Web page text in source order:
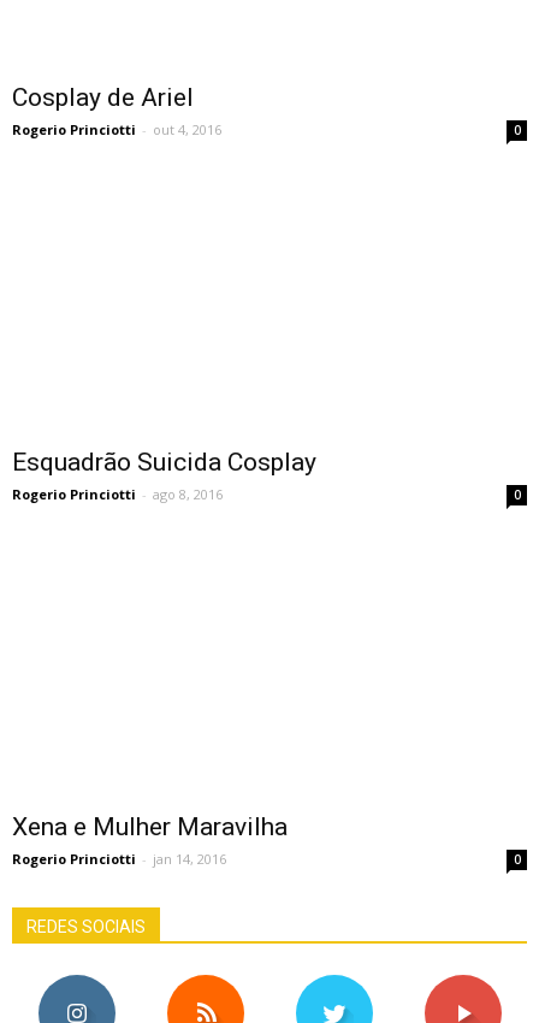
Cosplay de Ariel
Rogerio Princiotti - out 4, 2016 0
Esquadrão Suicida Cosplay
Rogerio Princiotti - ago 8, 2016 0
Xena e Mulher Maravilha
Rogerio Princiotti - jan 14, 2016 0
REDES SOCIAIS